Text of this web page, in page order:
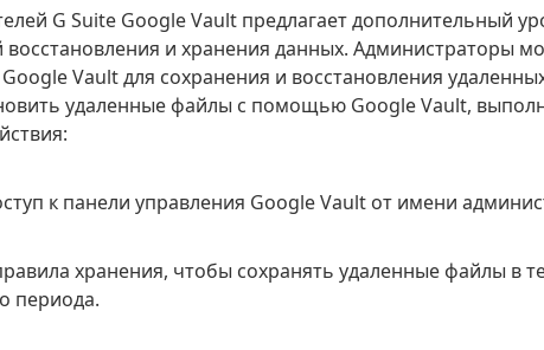
G Suite Google Vault предлагает дополнительный
и хранения данных. Администраторы
Vault для сохранения и восстановления
удаленные файлы с помощью Google Vault,
к панели управления Google Vault от имени
хранения, чтобы сохранять удаленные файлы в
периода.